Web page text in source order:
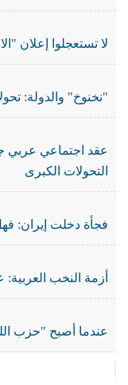
لا تستعجلوا إعلان
"نخنوخ" والدولة:
عقد اجتماعي عربي
التحولات الكبرى
فجأة دخلت إيران:
أزمة النخب العربية:
عندما أصبح "حزب